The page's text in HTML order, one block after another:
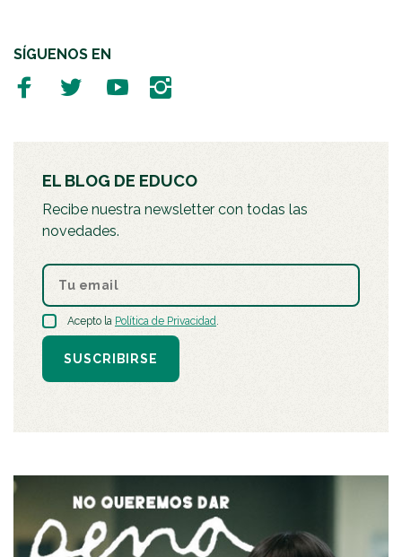
SÍGUENOS EN
EL BLOG DE EDUCO
Recibe nuestra newsletter con todas las
novedades.
Acepto la Política de Privacidad.
SUSCRIBIRSE